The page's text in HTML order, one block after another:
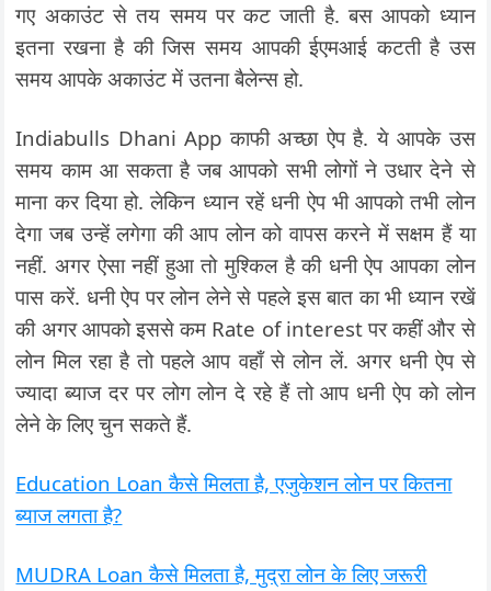
गए अकाउंट से तय समय पर कट जाती है. बस आपको ध्यान
इतना रखना है की जिस समय आपकी ईएमआई कटती है उस
समय आपके अकाउंट में उतना बैलेन्स हो.
Indiabulls Dhani App काफी अच्छा ऐप है. ये आपके उस
समय काम आ सकता है जब आपको सभी लोगों ने उधार देने से
माना कर दिया हो. लेकिन ध्यान रहें धनी ऐप भी आपको तभी लोन
देगा जब उन्हें लगेगा की आप लोन को वापस करने में सक्षम हैं या
नहीं. अगर ऐसा नहीं हुआ तो मुश्किल है की धनी ऐप आपका लोन
पास करें. धनी ऐप पर लोन लेने से पहले इस बात का भी ध्यान रखें
की अगर आपको इससे कम Rate of interest पर कहीं और से
लोन मिल रहा है तो पहले आप वहाँ से लोन लें. अगर धनी ऐप से
ज्यादा ब्याज दर पर लोग लोन दे रहे हैं तो आप धनी ऐप को लोन
लेने के लिए चुन सकते हैं.
Education Loan कैसे मिलता है, एजुकेशन लोन पर कितना
ब्याज लगता है?
MUDRA Loan कैसे मिलता है, मुद्रा लोन के लिए जरूरी